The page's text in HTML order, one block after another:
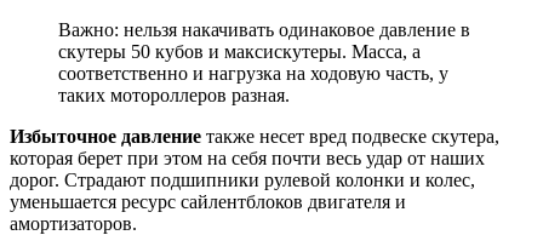
Важно: нельзя накачивать одинаковое давление в
скутеры 50 кубов и максискутеры. Масса, а
соответственно и нагрузка на ходовую часть, у
таких мотороллеров разная.
Избыточное давление также несет вред подвеске скутера,
которая берет при этом на себя почти весь удар от наших
дорог. Страдают подшипники рулевой колонки и колес,
уменьшается ресурс сайлентблоков двигателя и
амортизаторов.